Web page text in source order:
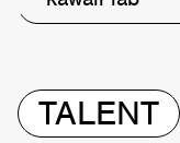
TALENT